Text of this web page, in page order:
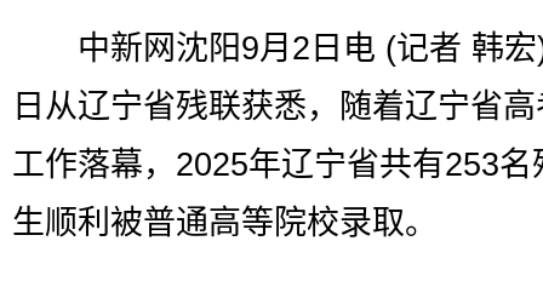
中新网沈阳9月2日电 (记者 韩宏
日从辽宁省残联获悉，随着辽宁省
工作落幕，2025年辽宁省共有253名
生顺利被普通高等院校录取。